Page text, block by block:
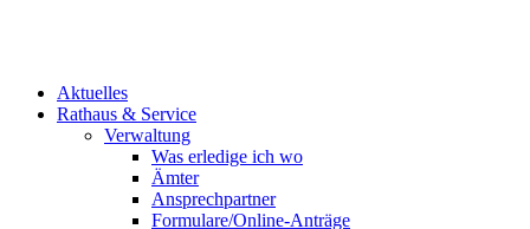
Aktuelles
Rathaus & Service
Verwaltung
Was erledige ich wo
Ämter
Ansprechpartner
Formulare/Online-Anträge